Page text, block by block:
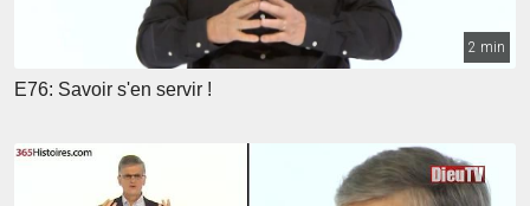
2 min
E76: Savoir s'en servir !